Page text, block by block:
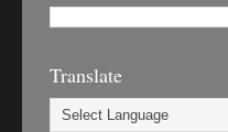
Translate